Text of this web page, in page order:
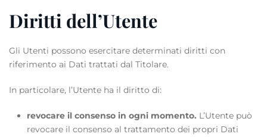
Diritti dell’Utente
Gli Utenti possono esercitare determinati diritti con
riferimento ai Dati trattati dal Titolare.
In particolare, l’Utente ha il diritto di:
revocare il consenso in ogni momento. L’Utente può
revocare il consenso al trattamento dei propri Dati